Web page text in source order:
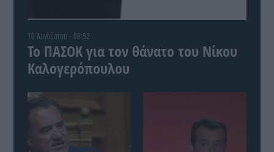
10 Αυγούστου - 08:52
Το ΠΑΣΟΚ για τον θάνατο του Νίκου
Καλογερόπουλου